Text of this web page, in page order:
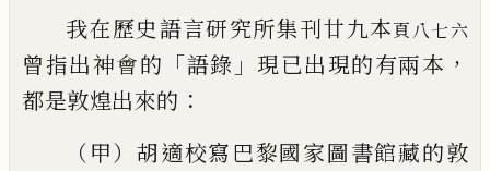
我在歷史語言研究所集刊廿九本頁八七六
曾指出神會的 「語錄 」 現已出現的有兩本 ，
都是敦煌出來的 ：
（甲）胡適校寫巴黎國家圖書館藏的敦